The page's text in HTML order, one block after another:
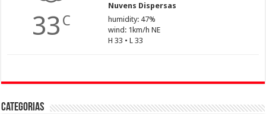
33 C
Nuvens Dispersas
humidity: 47%
wind: 1km/h NE
H 33 • L 33
Categorias